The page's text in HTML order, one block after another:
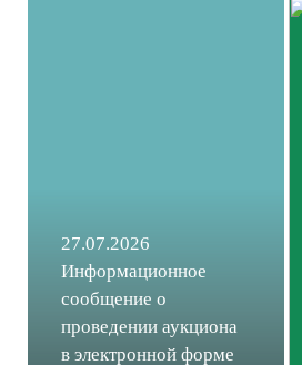
27.07.2026
Информационное
сообщение о
проведении аукциона
в электронной форме